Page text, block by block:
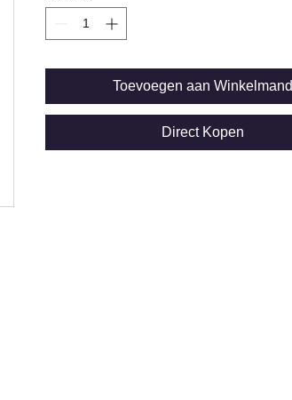
Toevoegen aan Winkelmand
Direct Kopen